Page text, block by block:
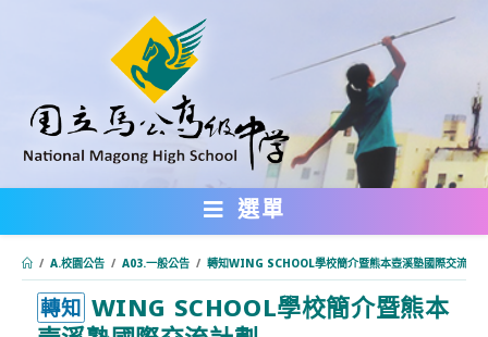
內
選單
/ A.校園公告 / A03.一般公告 / 轉知WING SCHOOL學校簡介暨熊本壺溪塾國際交流計劃
轉知 WING SCHOOL學校簡介暨熊本